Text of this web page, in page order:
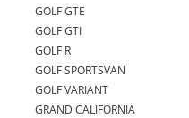
GOLF GTE
GOLF GTI
GOLF R
GOLF SPORTSVAN
GOLF VARIANT
GRAND CALIFORNIA